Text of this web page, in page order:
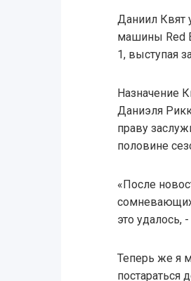
Даниил Квят
машины Red
1, выступая
Назначение
Даниэля
праву
половине
«После
это удалось,
Теперь же я
постараться